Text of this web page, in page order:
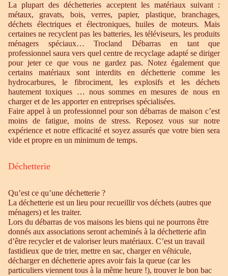
La plupart des déchetteries acceptent les matériaux suivant :
métaux, gravats, bois, verres, papier, plastique, branchages,
déchets électriques et électroniques, huiles de moteurs. Mais
certaines ne recyclent pas les batteries, les téléviseurs, les produits
ménagers spéciaux… Trocland Débarras en tant que
professionnel saura vers quel centre de recyclage adapté se diriger
pour jeter ce que vous ne gardez pas. Notez également que
certains matériaux sont interdits en déchetterie comme les
hydrocarbures, le fibrociment, les explosifs et les déchets
hautement toxiques … nous sommes en mesures de nous en
charger et de les apporter en entreprises spécialisées.
Faire appel à un professionnel pour son débarras de maison c’est
moins de fatigue, moins de stress. Reposez vous sur notre
expérience et notre efficacité et soyez assurés que votre bien sera
vide et propre en un minimum de temps.
Déchetterie
Qu’est ce qu’une déchetterie ?
La déchetterie est un lieu pour recueillir vos déchets (autres que
ménagers) et les traiter.
Lors du débarras de vos maisons les biens qui ne pourrons être
donnés aux associations seront acheminés à la déchetterie afin
d’être recycler et de valoriser leurs matériaux. C’est un travail
fastidieux que de trier, mettre en sac, charger en véhicule,
décharger en déchetterie apres avoir fais la queue (car les
particuliers viennent tous à la même heure !), trouver le bon bac